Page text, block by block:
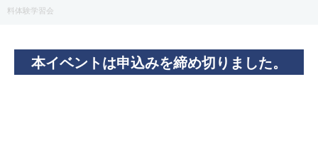
料体験学習会
本イベントは申込みを締め切りました。